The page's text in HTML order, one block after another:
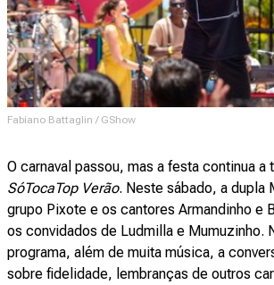
Fabiano Battaglin / GShow
O carnaval passou, mas a festa continua a
SóTocaTop Verão. Neste sábado, a dupla
grupo Pixote e os cantores Armandinho e
os convidados de Ludmilla e Mumuzinho.
programa, além de muita música, a
sobre fidelidade, lembranças de outros